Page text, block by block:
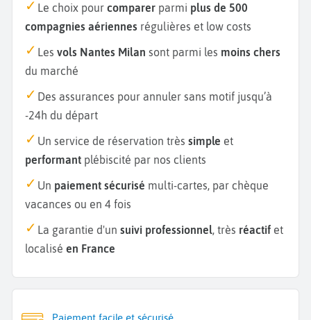
Le choix pour comparer parmi plus de 500
compagnies aériennes régulières et low costs
Les vols Nantes Milan sont parmi les moins chers
du marché
Des assurances pour annuler sans motif jusqu’à
-24h du départ
Un service de réservation très simple et
performant plébiscité par nos clients
Un paiement sécurisé multi-cartes, par chèque
vacances ou en 4 fois
La garantie d'un suivi professionnel, très réactif et
localisé en France
Paiement facile et sécurisé